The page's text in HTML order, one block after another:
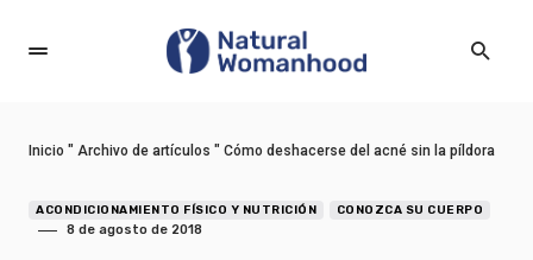
Inicio " Archivo de artículos " Cómo deshacerse del acné sin la píldora
ACONDICIONAMIENTO FÍSICO Y NUTRICIÓN CONOZCA SU CUERPO
8 de agosto de 2018